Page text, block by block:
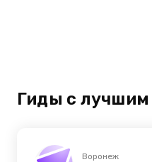
Гиды с лучшим
Воронеж